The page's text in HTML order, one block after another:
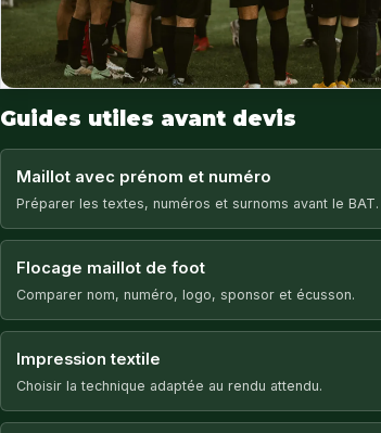
Guides utiles avant devis
Maillot avec prénom et numéro
Préparer les textes, numéros et surnoms avant le BAT.
Flocage maillot de foot
Comparer nom, numéro, logo, sponsor et écusson.
Impression textile
Choisir la technique adaptée au rendu attendu.